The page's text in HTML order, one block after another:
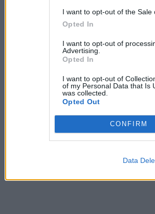
I want to opt-out of the Sale
Opted In
I want to opt-out of
Advertising.
Opted In
I want to opt-out of
of my Personal Data that Is
was collected.
Opted Out
CONFIRM
Data